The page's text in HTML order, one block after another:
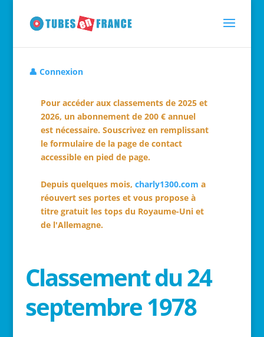
👤 Connexion
Pour accéder aux classements de 2025 et
2026, un abonnement de 200 € annuel
est nécessaire. Souscrivez en remplissant
le formulaire de la page de contact
accessible en pied de page.
Depuis quelques mois, charly1300.com a
réouvert ses portes et vous propose à
titre gratuit les tops du Royaume-Uni et
de l'Allemagne.
Classement du 24
septembre 1978